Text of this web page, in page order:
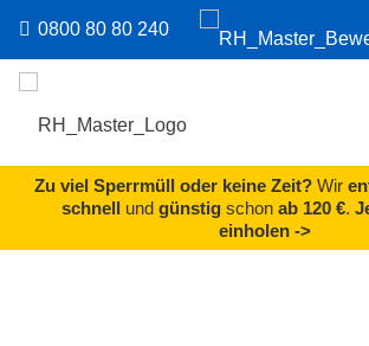
0800 80 80 240
Zu viel Sperrmüll oder keine Zeit?Wir
schnell und günstigschon ab 120 €.
einholen ->